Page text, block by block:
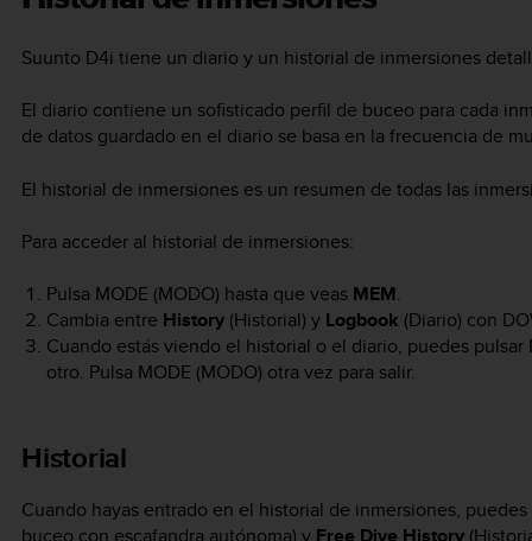
Suunto D4i tiene un diario y un historial de inmersiones
El diario contiene un sofisticado perfil de buceo para cada
de datos guardado en el diario se basa en la frecuencia de
El historial de inmersiones es un resumen de todas las
Para acceder al historial de inmersiones:
Pulsa MODE (MODO) hasta que veas MEM.
Cambia entre History(Historial) y Logbook (Diario) con
Cuando estás viendo el historial o el diario, puedes pulsar
otro. Pulsa MODE (MODO) otra vez para salir.
Historial
Cuando hayas entrado en el historial de inmersiones,
buceo con escafandra autónoma) y Free Dive History